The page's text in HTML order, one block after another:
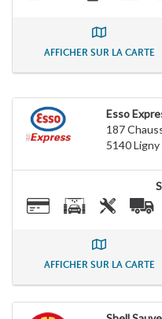
AFFICHER SUR LA CARTE
Esso
187
5140Ligny
AFFICHER SUR LA CARTE